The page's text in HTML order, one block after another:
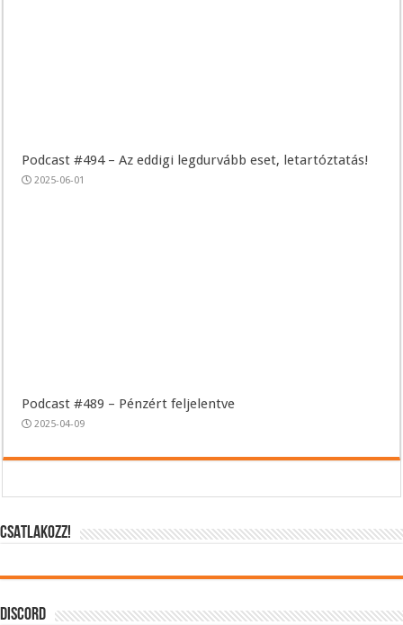
Podcast #494 – Az eddigi legdurvább eset, letartóztatás!
2025-06-01
Podcast #489 – Pénzért feljelentve
2025-04-09
CSATLAKOZZ!
DISCORD